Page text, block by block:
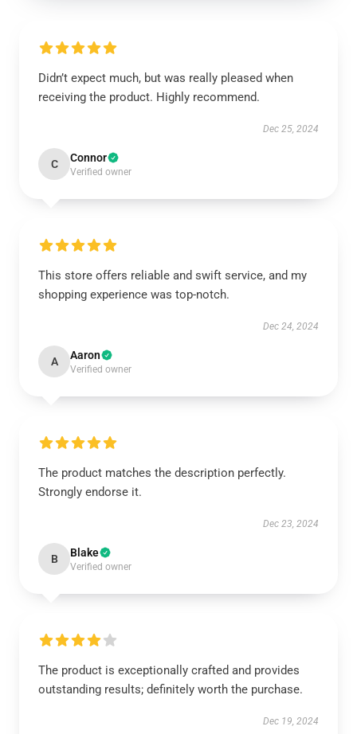
Didn’t expect much, but was really pleased when
receiving the product. Highly recommend.
Dec 25, 2024
C Connor
Verified owner
This store offers reliable and swift service, and my
shopping experience was top-notch.
Dec 24, 2024
A Aaron
Verified owner
The product matches the description perfectly.
Strongly endorse it.
Dec 23, 2024
B Blake
Verified owner
The product is exceptionally crafted and provides
outstanding results; definitely worth the purchase.
Dec 19, 2024